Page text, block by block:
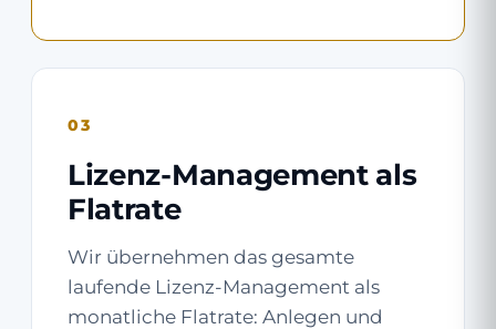
03
Lizenz-Management als
Flatrate
Wir übernehmen das gesamte
laufende Lizenz-Management als
monatliche Flatrate: Anlegen und